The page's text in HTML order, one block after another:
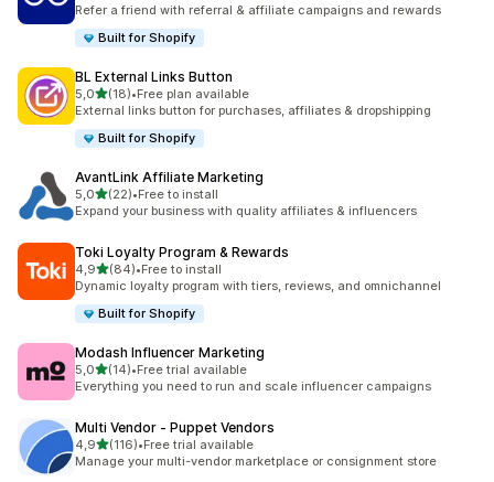
Refer a friend with referral & affiliate campaigns and rewards
Built for Shopify
BL External Links Button
5,0na 5 gwiazdek
(18)
Łączna liczba recenzji: 18
•Free plan available
External links button for purchases, affiliates & dropshipping
Built for Shopify
AvantLink Affiliate Marketing
5,0na 5 gwiazdek
(22)
Łączna liczba recenzji: 22
•Free to install
Expand your business with quality affiliates & influencers
Toki Loyalty Program & Rewards
4,9na 5 gwiazdek
(84)
Łączna liczba recenzji: 84
•Free to install
Dynamic loyalty program with tiers, reviews, and omnichannel
Built for Shopify
Modash Influencer Marketing
5,0na 5 gwiazdek
(14)
Łączna liczba recenzji: 14
•Free trial available
Everything you need to run and scale influencer campaigns
Multi Vendor ‑ Puppet Vendors
4,9na 5 gwiazdek
(116)
Łączna liczba recenzji: 116
•Free trial available
Manage your multi-vendor marketplace or consignment store